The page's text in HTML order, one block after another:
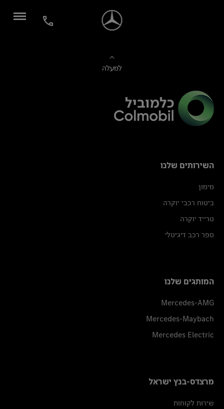
למעלה
השירותים שלנו
מימון
ביטוח רכבי יוקרה
טרייד יוקרה
ספר רכב דיגיטלי
המותגים שלנו
Mercedes-AMG
Mercedes-Maybach
Mercedes Electric
מרצדס-בנץ ישראל
שירות לקוחות